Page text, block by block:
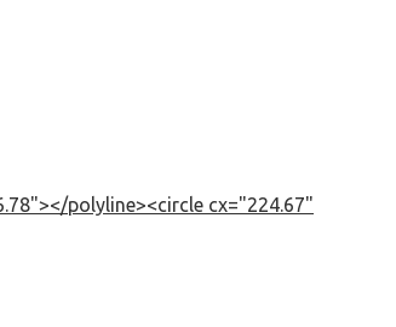
polyline><circle cx="224.67"